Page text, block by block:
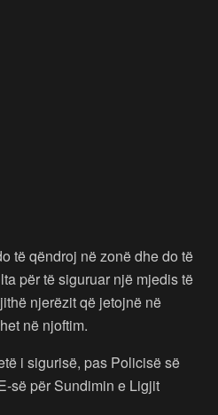
të qëndroj në zonë dhe do të
për të siguruar një mjedis të
njerëzit që jetojnë në
në njoftim.
i sigurisë, pas Policisë së
së për Sundimin e Ligjit